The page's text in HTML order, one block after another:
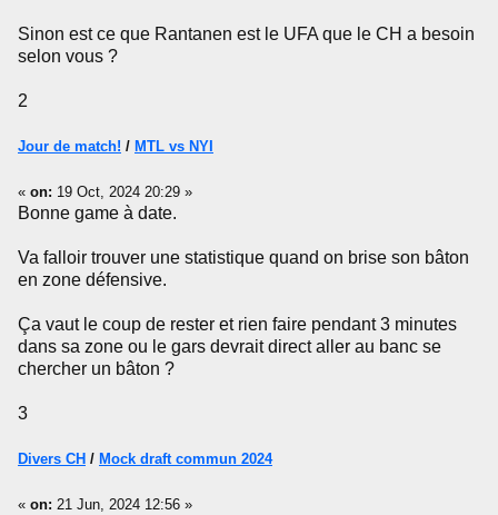
Sinon est ce que Rantanen est le UFA que le CH a besoin
selon vous ?
2
Jour de match! / MTL vs NYI
« on: 19 Oct, 2024 20:29 »
Bonne game à date.
Va falloir trouver une statistique quand on brise son bâton
en zone défensive.
Ça vaut le coup de rester et rien faire pendant 3 minutes
dans sa zone ou le gars devrait direct aller au banc se
chercher un bâton ?
3
Divers CH / Mock draft commun 2024
« on: 21 Jun, 2024 12:56 »